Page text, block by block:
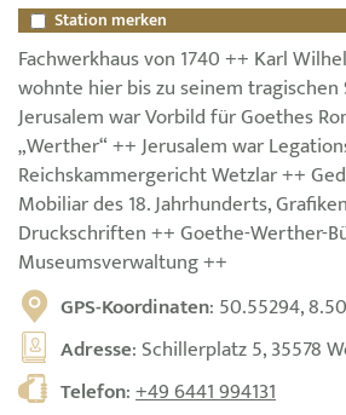
Station merken
Fachwerkhaus von 1740 ++ Karl
wohnte hier bis zu seinem tragischen
Jerusalem war Vorbild für Goethes
„Werther“ ++ Jerusalem war
Reichskammergericht Wetzlar ++
Mobiliar des 18. Jahrhunderts,
Druckschriften ++ Goethe-Werther-
Museumsverwaltung ++
GPS-Koordinaten: 50.55294,
Adresse: Schillerplatz 5, 35578
Telefon:+49 6441 994131